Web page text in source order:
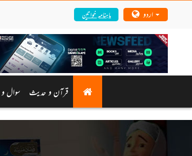
ماہنامہ خواتین
قرآن و حدیث سوال